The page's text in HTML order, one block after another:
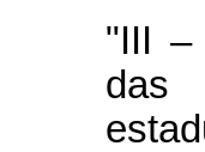
"III –
das